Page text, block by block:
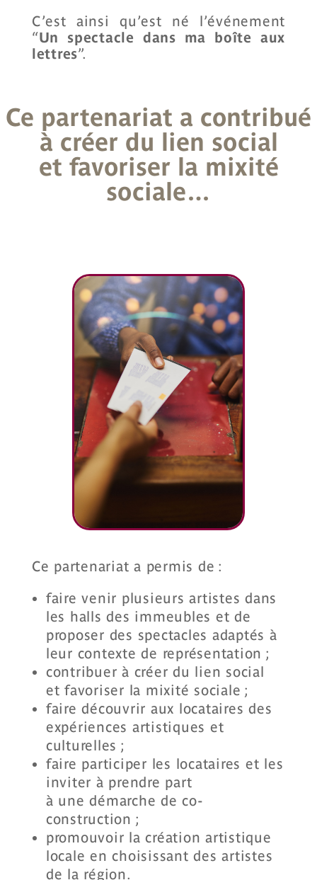
C’est ainsi qu’est né l’événement
“Un spectacle dans ma boîte aux
lettres”.
Ce partenariat a contribué
à créer du lien social
et favoriser la mixité
sociale…
Ce partenariat a permis de :
faire venir plusieurs artistes dans
les halls des immeubles et de
proposer des spectacles adaptés à
leur contexte de représentation ;
contribuer à créer du lien social
et favoriser la mixité sociale ;
faire découvrir aux locataires des
expériences artistiques et
culturelles ;
faire participer les locataires et les
inviter à prendre part
à une démarche de co-
construction ;
promouvoir la création artistique
locale en choisissant des artistes
de la région.